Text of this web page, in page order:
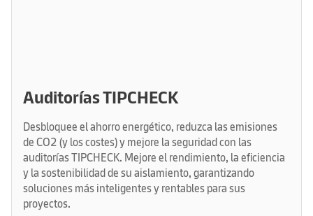
Auditorías TIPCHECK
Desbloquee el ahorro energético, reduzca las emisiones
de CO2 (y los costes) y mejore la seguridad con las
auditorías TIPCHECK. Mejore el rendimiento, la eficiencia
y la sostenibilidad de su aislamiento, garantizando
soluciones más inteligentes y rentables para sus
proyectos.